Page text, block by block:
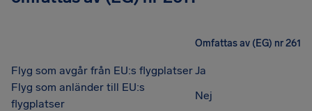
Omfattas av (EG) nr 261
Flyg som avgår från EU:s flygplatserJa
Flyg som anländer till EU:s
flygplatser
Nej